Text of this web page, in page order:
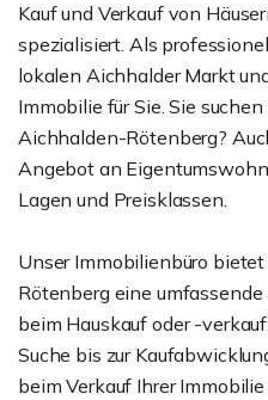
Kauf und Verkauf von
spezialisiert. Als
lokalen Aichhalder Markt
Immobilie für Sie. Sie
Aichhalden-Rötenberg?
Angebot an
Lagen und Preisklassen.
Unser Immobilienbüro
Rötenberg eine
beim Hauskauf oder -
Suche bis zur
beim Verkauf Ihrer